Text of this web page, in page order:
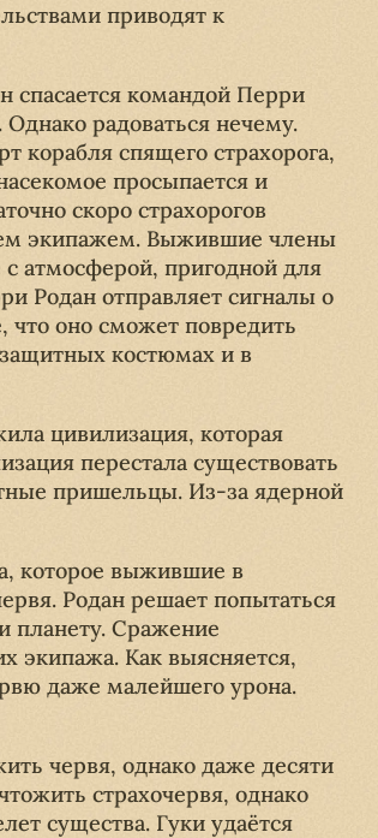
приводят к
спасается командой Перри
радоваться нечему.
спящего страхорога,
просыпается и
скоро страхорогов
экипажем. Выжившие члены
с атмосферой, пригодной для
Родан отправляет сигналы о
что оно сможет повредить
костюмах и в
цивилизация, которая
перестала существовать
пришельцы. Из-за ядерной
которое выжившие в
Родан решает попытаться
планету. Сражение
экипажа. Как выясняется,
даже малейшего урона.
червя, однако даже десяти
страхочервя, однако
существа. Гуки удаётся